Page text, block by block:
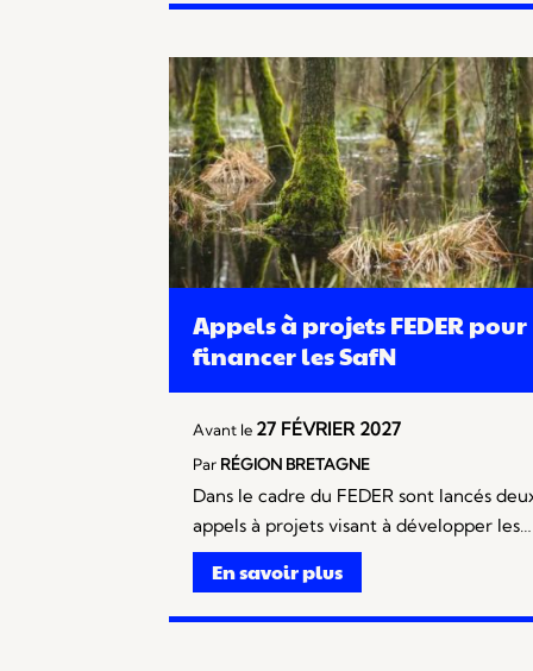
Appels à projets FEDER pour
financer les SafN
Avant le 27 FÉVRIER 2027
Par RÉGION BRETAGNE
Dans le cadre du FEDER sont lancés
appels à projets visant à développer les…
En savoir plus